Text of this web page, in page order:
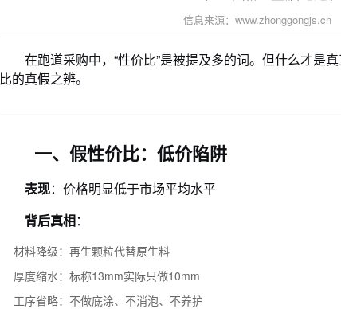
信息来源： www.zhonggongjs.cn
在跑道采购中，“性价比”是被提及多的词。但什么才是
比的真假之辨。
一、假性价比：低价陷阱
表现：价格明显低于市场平均水平
背后真相：
材料降级：再生颗粒代替原生料
厚度缩水：标称13mm实际只做10mm
工序省略：不做底涂、不消泡、不养护